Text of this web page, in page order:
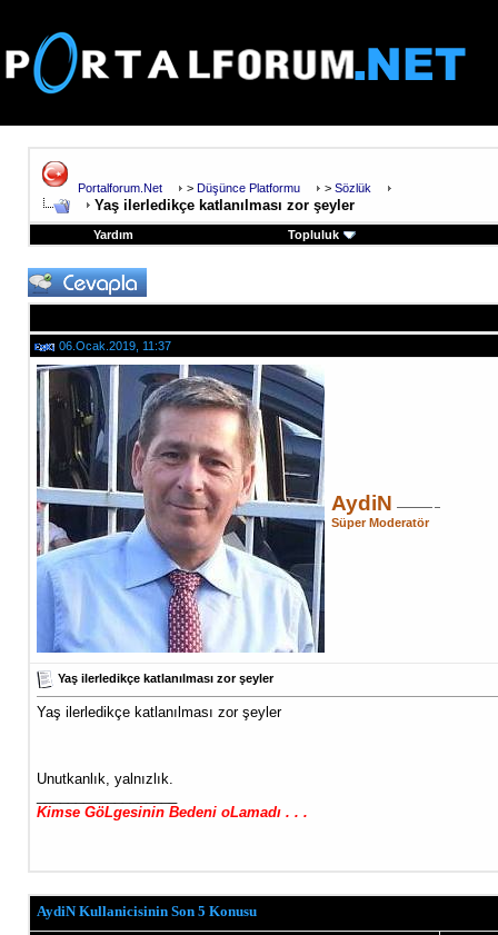
Portalforum.Net > Düşünce Platformu > Sözlük
Yaş ilerledikçe katlanılması zor şeyler
Yardım Topluluk
06.Ocak.2019, 11:37
AydiN
Süper Moderatör
Yaş ilerledikçe katlanılması zor şeyler
Yaş ilerledikçe katlanılması zor şeyler
Unutkanlık, yalnızlık.
Kimse GöLgesinin Bedeni oLamadı . . .
AydiN Kullanicisinin Son 5 Konusu